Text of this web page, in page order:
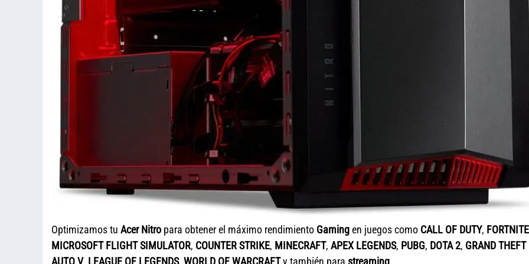
Optimizamos tu Acer Nitro para obtener el máximo rendimiento Gamingen juegos como CALL OF DUTY, FORTNITE
MICROSOFT FLIGHT SIMULATOR, COUNTER STRIKE, MINECRAFT, APEX LEGENDS, PUBG, DOTA 2, GRAND THEFT
AUTO V, LEAGUE OF LEGENDS, WORLD OF WARCRAFTy también para streaming